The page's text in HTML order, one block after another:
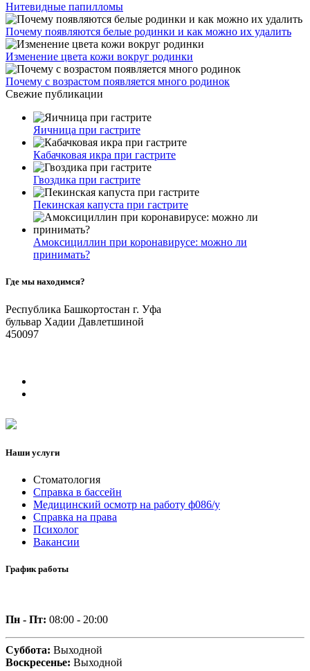
Нитевидные папилломы
Почему появляются белые родинки и как можно их удалить
Изменение цвета кожи вокруг родинки
Почему с возрастом появляется много родинок
Свежие публикации
Яичница при гастрите
Кабачковая икра при гастрите
Гвоздика при гастрите
Пекинская капуста при гастрите
Амоксициллин при коронавирусе: можно ли
принимать?
Где мы находимся?
Республика Башкортостан г. Уфа
бульвар Хадии Давлетшиной
450097
Наши услуги
Стоматология
Справка в бассейн
Медицинский осмотр на работу ф086/у
Справка на права
Психолог
Вакансии
График работы
Пн - Пт: 08:00 - 20:00
Суббота: Выходной
Воскресенье: Выходной